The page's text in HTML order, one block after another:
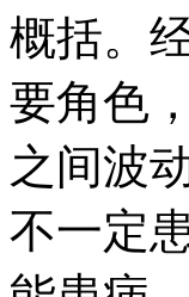
概括。
要角色
之间波
不一定